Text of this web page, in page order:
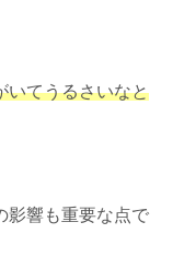
いてうるさいなと
影響も重要な点で